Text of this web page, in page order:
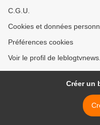
C.G.U.
Cookies et données
Préférences cookies
Voir le profil de
Créer un